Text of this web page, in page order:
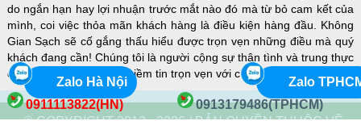
0911113822(HN) 0913179486(TPHCM)
Zalo Hà Nội Zalo
do ngắn hạn hay lợi nhuận trước mắt nào đó mà từ bỏ cam kết của
mình, coi việc thỏa mãn khách hàng là điều kiện hàng đầu. Không
Gian Sạch sẽ cố gắng thấu hiểu được trọn vẹn những điều mà quý
khách đang cần! Chúng tôi là người cộng sự thân tình và trung thực
để quý khách hàng đặt niềm tin trọn vẹn với chi phí hợp lý nhất!